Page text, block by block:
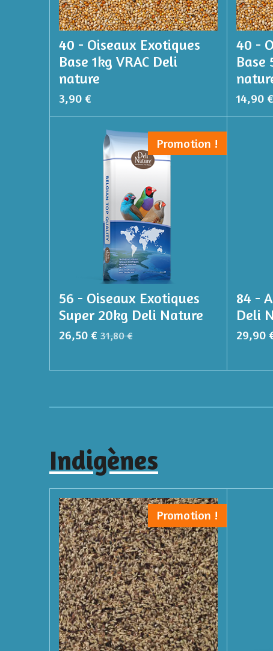
40 - Oiseaux Exotiques
Base 1kg VRAC Deli
nature
3,90 €
40 -
Base
14,90 €
Promotion !
56 - Oiseaux Exotiques
Super 20kg Deli Nature
26,50 € 31,80 €
84 -
Deli
29,90
Indigènes
Promotion !